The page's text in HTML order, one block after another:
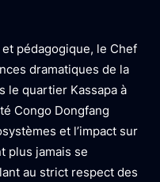
pédagogique, le Chef
dramatiques de la
le quartier Kassapa à
Congo Dongfang
et l’impact sur
plus jamais se
au strict respect des